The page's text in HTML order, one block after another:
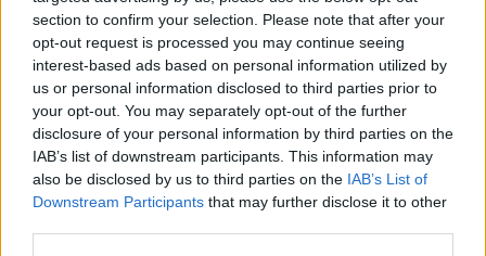
section to confirm your selection. Please note that after your
opt-out request is processed you may continue seeing
interest-based ads based on personal information utilized by
us or personal information disclosed to third parties prior to
your opt-out. You may separately opt-out of the further
disclosure of your personal information by third parties on the
IAB’s list of downstream participants. This information may
also be disclosed by us to third parties on the IAB’s List of
Downstream Participants that may further disclose it to other
Robban a NAV bírságbombája a Balatonnál:
akár kétmilliós büntetést is kaphatnak a
trükközők